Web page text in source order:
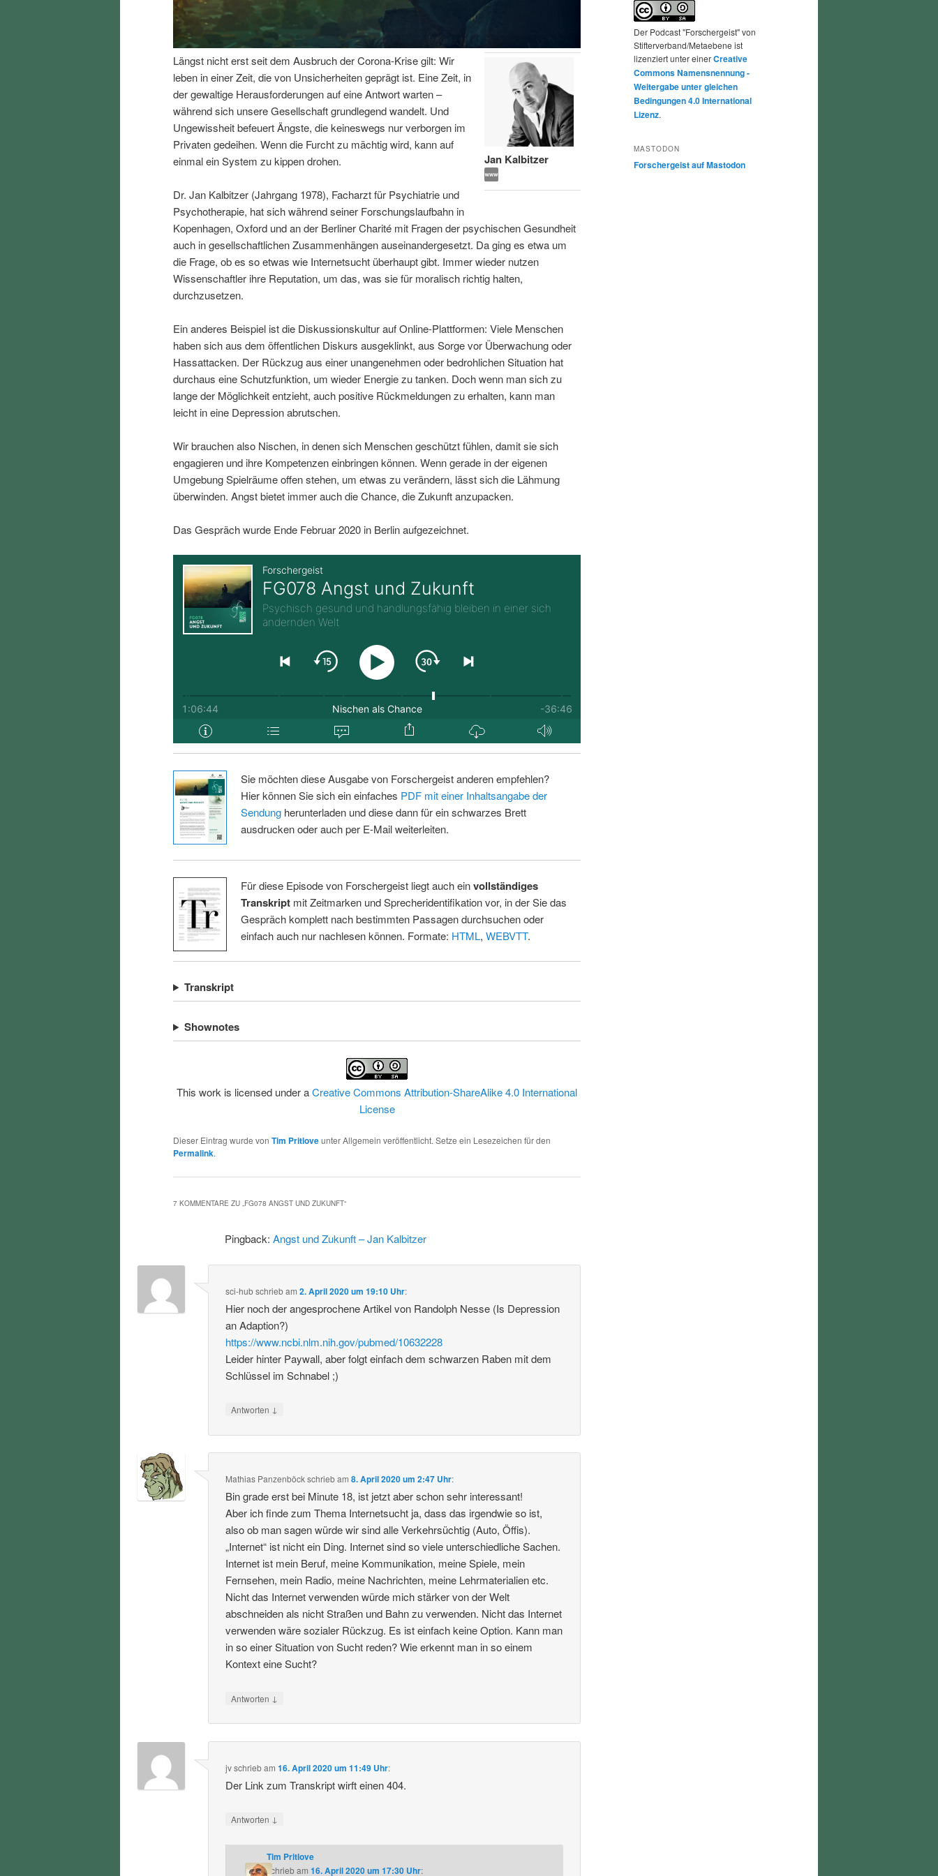
I
s
p
r
i
n
g
n
e
l
t
s
p
r
i
g
e
n
Jan Kalbitzer
Längst nicht erst seit dem Ausbruch der Corona-Krise gilt: Wir
leben in einer Zeit, die von Unsicherheiten geprägt ist. Eine Zeit, in
der gewaltige Herausforderungen auf eine Antwort warten –
während sich unsere Gesellschaft grundlegend wandelt. Und
Ungewissheit befeuert Ängste, die keineswegs nur verborgen im
Privaten gedeihen. Wenn die Furcht zu mächtig wird, kann auf
einmal ein System zu kippen drohen.
Dr. Jan Kalbitzer (Jahrgang 1978), Facharzt für Psychiatrie und
Psychotherapie, hat sich während seiner Forschungslaufbahn in
Kopenhagen, Oxford und an der Berliner Charité mit Fragen der psychischen Gesundheit
auch in gesellschaftlichen Zusammenhängen auseinandergesetzt. Da ging es etwa um
die Frage, ob es so etwas wie Internetsucht überhaupt gibt. Immer wieder nutzen
Wissenschaftler ihre Reputation, um das, was sie für moralisch richtig halten,
durchzusetzen.
Ein anderes Beispiel ist die Diskussionskultur auf Online-Plattformen: Viele Menschen
haben sich aus dem öffentlichen Diskurs ausgeklinkt, aus Sorge vor Überwachung oder
Hassattacken. Der Rückzug aus einer unangenehmen oder bedrohlichen Situation hat
durchaus eine Schutzfunktion, um wieder Energie zu tanken. Doch wenn man sich zu
lange der Möglichkeit entzieht, auch positive Rückmeldungen zu erhalten, kann man
leicht in eine Depression abrutschen.
Wir brauchen also Nischen, in denen sich Menschen geschützt fühlen, damit sie sich
engagieren und ihre Kompetenzen einbringen können. Wenn gerade in der eigenen
Umgebung Spielräume offen stehen, um etwas zu verändern, lässt sich die Lähmung
überwinden. Angst bietet immer auch die Chance, die Zukunft anzupacken.
Das Gespräch wurde Ende Februar 2020 in Berlin aufgezeichnet.
Sie möchten diese Ausgabe von Forschergeist anderen empfehlen?
Hier können Sie sich ein einfaches PDF mit einer Inhaltsangabe der
Sendungherunterladen und diese dann für ein schwarzes Brett
ausdrucken oder auch per E-Mail weiterleiten.
Für diese Episode von Forschergeist liegt auch einvollständiges
Transkriptmit Zeitmarken und Sprecheridentifikation vor, in der Sie das
Gespräch komplett nach bestimmten Passagen durchsuchen oder
einfach auch nur nachlesen können. Formate: HTML, WEBVTT.
Transkript
Shownotes
This work is licensed under aCreative Commons Attribution-ShareAlike 4.0 International
License
Dieser Eintrag wurde von Tim Pritloveunter Allgemein veröffentlicht. Setze ein Lesezeichen für den
Permalink.
7 KOMMENTARE ZU „FG078 ANGST UND ZUKUNFT“
Pingback:Angst und Zukunft – Jan Kalbitzer
sci-hubschriebam2. April 2020 um 19:10 Uhr:
Hier noch der angesprochene Artikel von Randolph Nesse (Is Depression
an Adaption?)
https://www.ncbi.nlm.nih.gov/pubmed/10632228
Leider hinter Paywall, aber folgt einfach dem schwarzen Raben mit dem
Schlüssel im Schnabel ;)
Antworten ↓
Mathias Panzenböckschriebam8. April 2020 um 2:47 Uhr:
Bin grade erst bei Minute 18, ist jetzt aber schon sehr interessant!
Aber ich finde zum Thema Internetsucht ja, dass das irgendwie so ist,
also ob man sagen würde wir sind alle Verkehrsüchtig (Auto, Öffis).
„Internet“ ist nicht ein Ding. Internet sind so viele unterschiedliche Sachen.
Internet ist mein Beruf, meine Kommunikation, meine Spiele, mein
Fernsehen, mein Radio, meine Nachrichten, meine Lehrmaterialien etc.
Nicht das Internet verwenden würde mich stärker von der Welt
abschneiden als nicht Straßen und Bahn zu verwenden. Nicht das Internet
verwenden wäre sozialer Rückzug. Es ist einfach keine Option. Kann man
in so einer Situation von Sucht reden? Wie erkennt man in so einem
Kontext eine Sucht?
Antworten ↓
jvschriebam16. April 2020 um 11:49 Uhr:
Der Link zum Transkript wirft einen 404.
Antworten ↓
Tim Pritlove
schriebam 16. April 2020 um 17:30 Uhr:
Der Podcast "Forschergeist" von
Stifterverband/Metaebene ist
lizenziert unter einerCreative
Commons Namensnennung -
Weitergabe unter gleichen
Bedingungen 4.0 International
Lizenz.
MASTODON
Forschergeist auf Mastodon